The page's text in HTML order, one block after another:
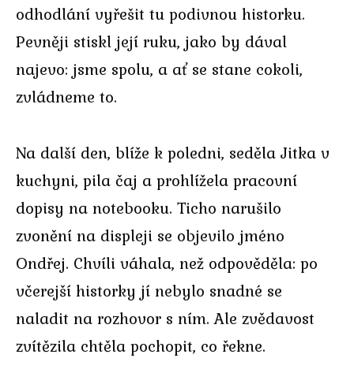
odhodlání vyřešit tu podivnou historku.
Pevněji stiskl její ruku, jako by dával
najevo: jsme spolu, a ať se stane cokoli,
zvládneme to.
Na další den, blíže k poledni, seděla Jitka v
kuchyni, pila čaj a prohlížela pracovní
dopisy na notebooku. Ticho narušilo
zvonění na displeji se objevilo jméno
Ondřej. Chvíli váhala, než odpověděla: po
včerejší historky jí nebylo snadné se
naladit na rozhovor s ním. Ale zvědavost
zvítězila chtěla pochopit, co řekne.